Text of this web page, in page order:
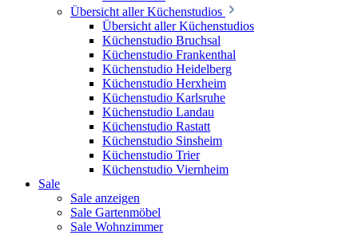
Übersicht aller Küchenstudios
Übersicht aller Küchenstudios
Küchenstudio Bruchsal
Küchenstudio Frankenthal
Küchenstudio Heidelberg
Küchenstudio Herxheim
Küchenstudio Karlsruhe
Küchenstudio Landau
Küchenstudio Rastatt
Küchenstudio Sinsheim
Küchenstudio Trier
Küchenstudio Viernheim
Sale
Sale anzeigen
Sale Gartenmöbel
Sale Wohnzimmer